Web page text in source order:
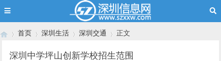
首页 深圳生活 深圳交通 正文
深圳中学坪山创新学校招生范围